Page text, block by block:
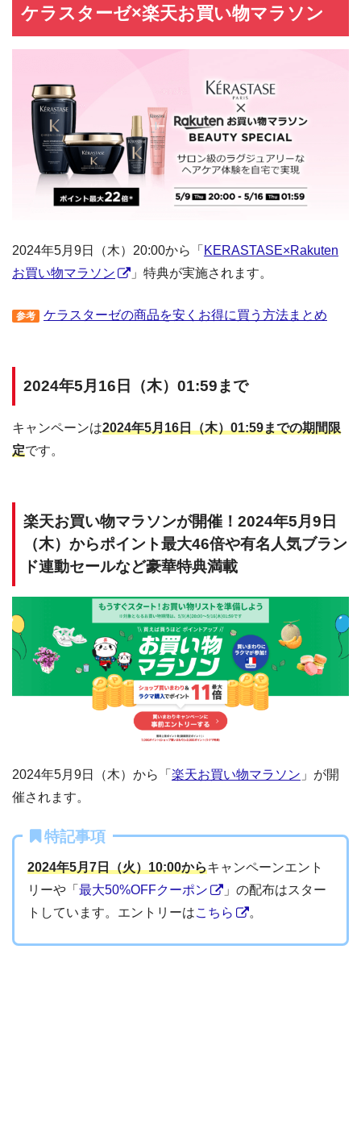
ケラスターゼ×楽天お買い物マラソン
2024年5月9日（木）20:00から「 KERASTASE×Rakuten
お買い物マラソン
」特典が実施されます。
参考 ケラスターゼの商品を安くお得に買う方法まとめ
2024年5月16日（木）01:59まで
キャンペーンは2024年5月16日（木）01:59までの期間限
定です。
楽天お買い物マラソンが開催！2024年5月9日
（木）からポイント最大46倍や有名人気ブラン
ド連動セールなど豪華特典満載
2024年5月9日（木）から「 楽天お買い物マラソン 」が開
催されます。
特記事項
2024年5月7日（火）10:00からキャンペーンエント
リーや「 最大50%OFFクーポン
」の配布はスター
トしています。エントリーはこちら 。